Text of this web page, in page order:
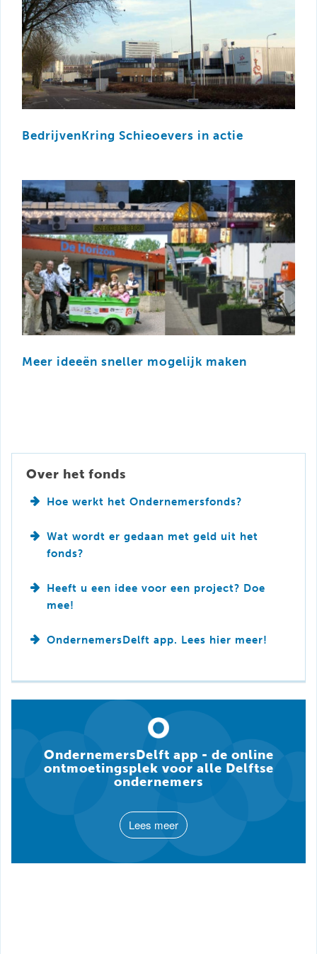
BedrijvenKring Schieoevers in actie
Meer ideeën sneller mogelijk maken
Over het fonds
Hoe werkt het Ondernemersfonds?
Wat wordt er gedaan met geld uit het
fonds?
Heeft u een idee voor een project? Doe
mee!
OndernemersDelft app. Lees hier meer!
OndernemersDelft app - de online
ontmoetingsplek voor alle Delftse
ondernemers
Lees meer